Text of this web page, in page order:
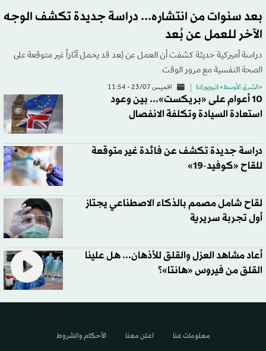
بعد سنوات من انتشاره... دراسة جديدة تكشف الوجه
الآخر للعمل عن بُعد
دراسة أميركية حديثة كشفت أن العمل عن بُعد قد يحمل آثاراً غير متوقعة على
الصحة النفسية مع مرور الوقت
«الشرق الأوسط» (نيويورك) الخميس 23/07 - 11:54
10 أعوام على «بريكست»... بين وعود
استعادة السيادة وتكلفة الانفصال
دراسة جديدة تكشف عن فائدة غير متوقعة
للقاح «كوفيد-19»
لقاح شامل مصمم بالذكاء الاصطناعي يجتاز
أول تجربة سريرية
أعاد مشاهد العزل والقلق للأذهان... هل علينا
القلق من فيروس «هانتا»؟
معلومات عنا اعلن معنا الأحكام والشروط